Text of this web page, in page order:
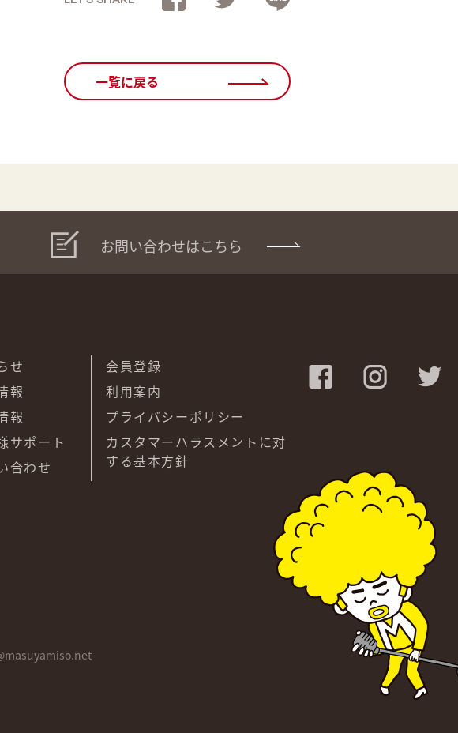
一覧に戻る
お問い合わせはこちら
せ
報
報
サポート
合わせ
会員登録
利用案内
プライバシーポリシー
カスタマーハラスメントに対
する基本方針